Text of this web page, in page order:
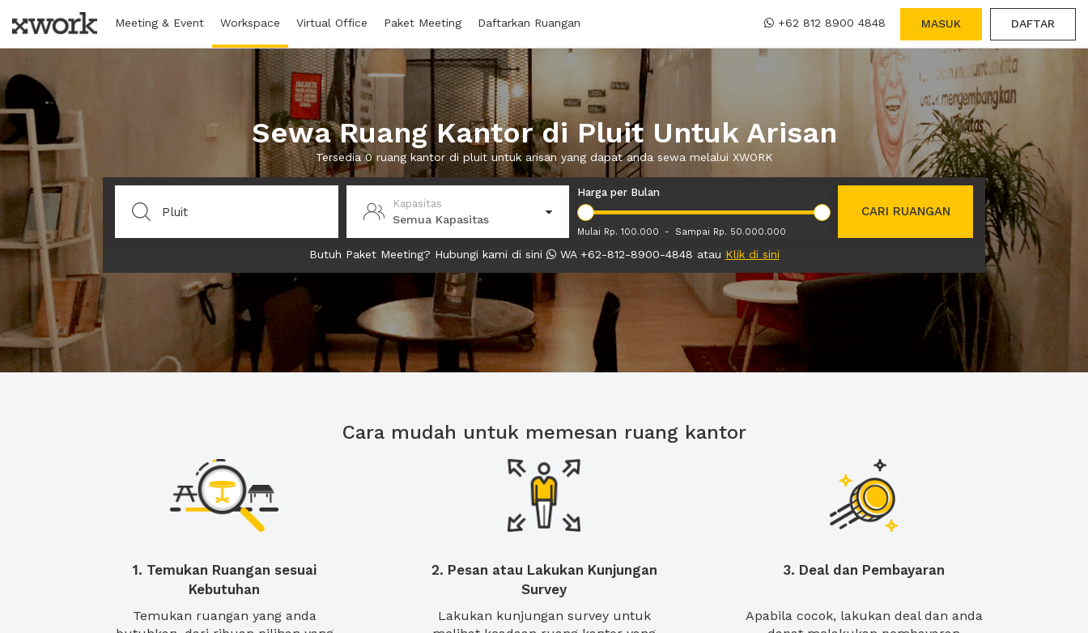
Meeting & Event Workspace Virtual Office Paket Meeting Daftarkan Ruangan +62 812 8900 4848 MASUK DAFTAR
Sewa Ruang Kantor di Pluit Untuk Arisan
Tersedia 0 ruang kantor di pluit untuk arisan yang dapat anda sewa melalui XWORK
Kapasitas
Semua Kapasitas
Harga per Bulan
Mulai Rp. 100.000 - Sampai Rp. 50.000.000
CARI RUANGAN
Butuh Paket Meeting? Hubungi kami di sini WA +62-812-8900-4848 atau Klik di sini
Cara mudah untuk memesan ruang kantor
1. Temukan Ruangan sesuai
Kebutuhan
Temukan ruangan yang anda
2. Pesan atau Lakukan Kunjungan
Survey
Lakukan kunjungan survey untuk
3. Deal dan Pembayaran
Apabila cocok, lakukan deal dan anda